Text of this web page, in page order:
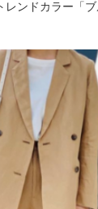
レンドカラー「